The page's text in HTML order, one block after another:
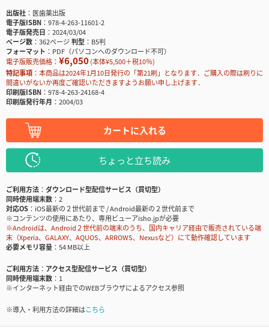
出版社
医歯薬出版
電子版ISBN
978-4-263-11601-2
電子版発売日
2024/03/04
ページ数
362ページ判型
B5判
フォーマット
PDF（パソコンへのダウンロード不可）
電子版販売価格： ¥6,050(本体¥5,500＋税10％)
特記事項
本商品は2024年1月10日発行の「第21刷」となります．ご購入の際は刷りに
間違いがないか再度ご確認いただきますようお願い申し上げます．
印刷版ISBN
978-4-263-24168-4
印刷版発行年月
2004/03
カートに入れる
ちょっと立ち読み
ご利用方法
ダウンロード型配信サービス（買切型）
同時使用端末数
2
対応OS
iOS最新の２世代前まで / Android最新の２世代前まで
※コンテンツの使用にあたり、専用ビューアisho.jpが必要
※Androidは、Android２世代前の端末のうち、国内キャリア経由で販売されている端
末（Xperia、GALAXY、AQUOS、ARROWS、Nexusなど）にて動作確認しています
必要メモリ容量
54 MB以上
ご利用方法
アクセス型配信サービス（買切型）
同時使用端末数
1
※インターネット経由でのWEBブラウザによるアクセス参照
※導入・利用方法の詳細はこちら